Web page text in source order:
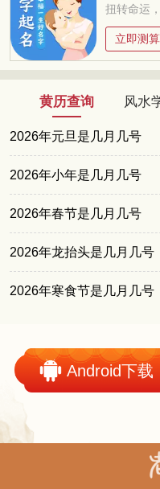
扭转命运
立即测算
黄历查询 风水
2026年元旦是几月几号
2026年小年是几月几号
2026年春节是几月几号
2026年龙抬头是几月几号
2026年寒食节是几月几号
Android下载